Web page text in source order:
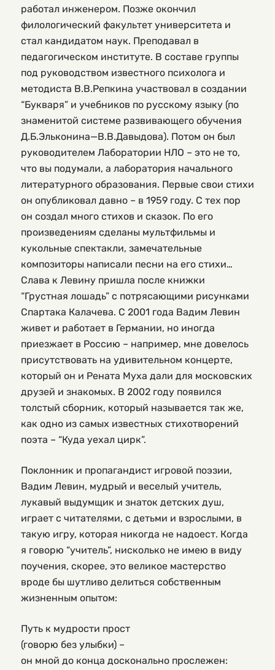
работал инженером. Позже окончил
филологический факультет университета и
стал кандидатом наук. Преподавал в
педагогическом институте. В составе группы
под руководством известного психолога и
методиста В.В.Репкина участвовал в создании
“Букваря” и учебников по русскому языку (по
знаменитой системе развивающего обучения
Д.Б.Эльконина—В.В.Давыдова). Потом он был
руководителем Лаборатории НЛО – это не то,
что вы подумали, а лаборатория начального
литературного образования. Первые свои стихи
он опубликовал давно – в 1959 году. С тех пор
он создал много стихов и сказок. По его
произведениям сделаны мультфильмы и
кукольные спектакли, замечательные
композиторы написали песни на его стихи…
Слава к Левину пришла после книжки
“Грустная лошадь” с потрясающими рисунками
Спартака Калачева. С 2001 года Вадим Левин
живет и работает в Германии, но иногда
приезжает в Россию – например, мне довелось
присутствовать на удивительном концерте,
который он и Рената Муха дали для московских
друзей и знакомых. В 2002 году появился
толстый сборник, который называется так же,
как одно из самых известных стихотворений
поэта – “Куда уехал цирк”.
Поклонник и пропагандист игровой поэзии,
Вадим Левин, мудрый и веселый учитель,
лукавый выдумщик и знаток детских душ,
играет с читателями, с детьми и взрослыми, в
такую игру, которая никогда не надоест. Когда
я говорю “учитель”, нисколько не имею в виду
поучения, скорее, это великое мастерство
вроде бы шутливо делиться собственным
жизненным опытом:
Путь к мудрости прост
(говорю без улыбки) –
он мной до конца досконально прослежен: